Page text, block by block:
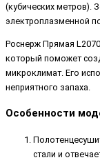
(кубических метров).
электроплазменной
Роснерж Прямая
который поможет
микроклимат. Его
неприятного запаха.
Особенности
стали и